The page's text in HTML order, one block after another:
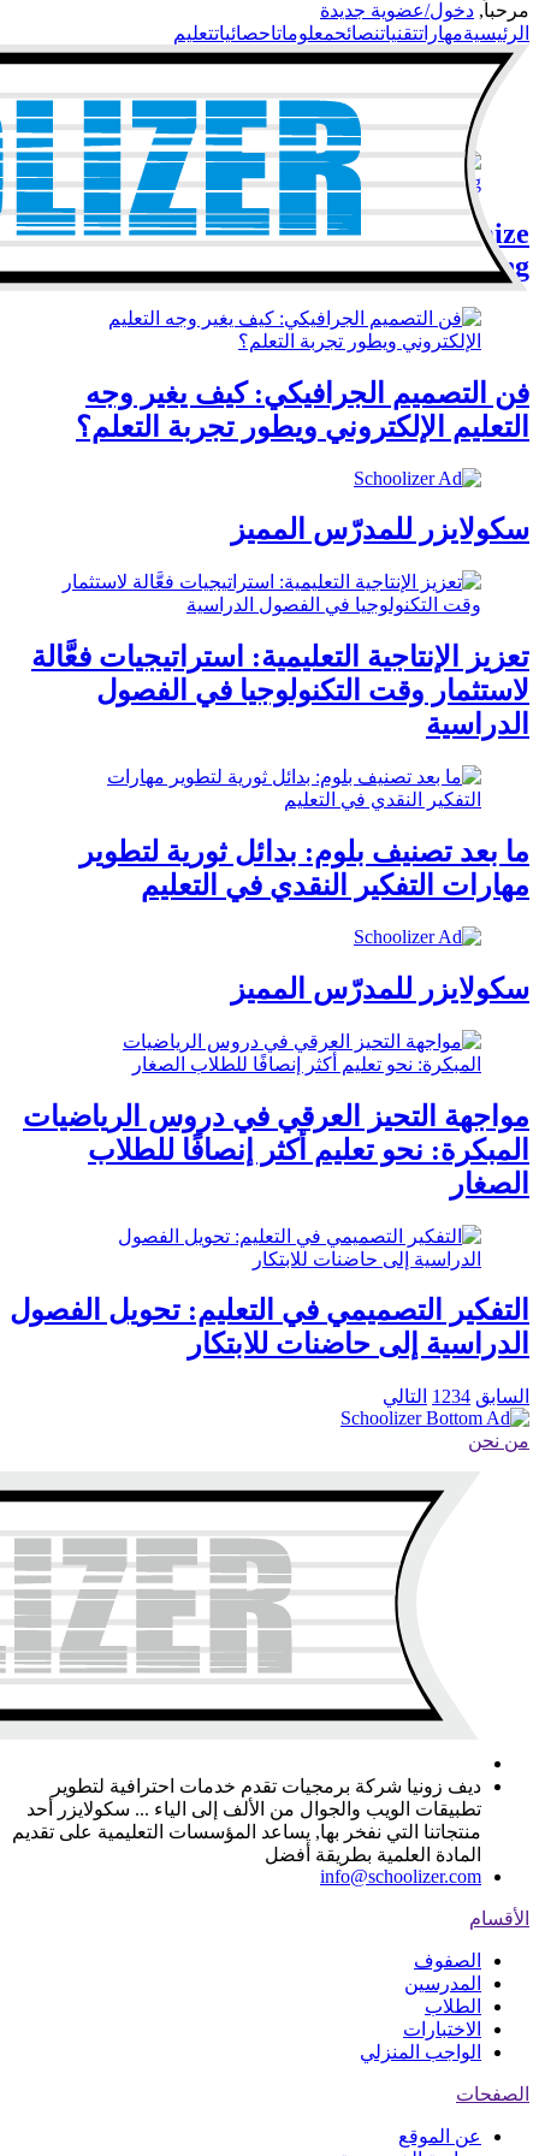
مرحباً, دخول/عضوية جديدة
الرئيسيةمهاراتتقنياتنصائحمعلوماتاحصائياتتعليم
Mastering the Clock: How to Optimize
Classroom Timing for Better Learning
فن التصميم الجرافيكي: كيف يغير وجه
التعليم الإلكتروني ويطور تجربة التعلم؟
سكولايزر للمدرّس المميز
تعزيز الإنتاجية التعليمية: استراتيجيات فعَّالة
لاستثمار وقت التكنولوجيا في الفصول
الدراسية
ما بعد تصنيف بلوم: بدائل ثورية لتطوير
مهارات التفكير النقدي في التعليم
سكولايزر للمدرّس المميز
مواجهة التحيز العرقي في دروس الرياضيات
المبكرة: نحو تعليم أكثر إنصافًا للطلاب
الصغار
التفكير التصميمي في التعليم: تحويل الفصول
الدراسية إلى حاضنات للابتكار
السابق 1 234 التالي
من نحن
ديف زونيا شركة برمجيات تقدم خدمات احترافية لتطوير
تطبيقات الويب والجوال من الألف إلى الياء ... سكولايزر أحد
منتجاتنا التي نفخر بها, يساعد المؤسسات التعليمية على تقديم
المادة العلمية بطريقة أفضل
info@schoolizer.com
الأقسام
الصفوف
المدرسين
الطلاب
الاختبارات
الواجب المنزلي
الصفحات
عن الموقع